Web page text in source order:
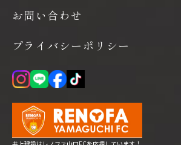
お問い合わせ
プライバシーポリシー